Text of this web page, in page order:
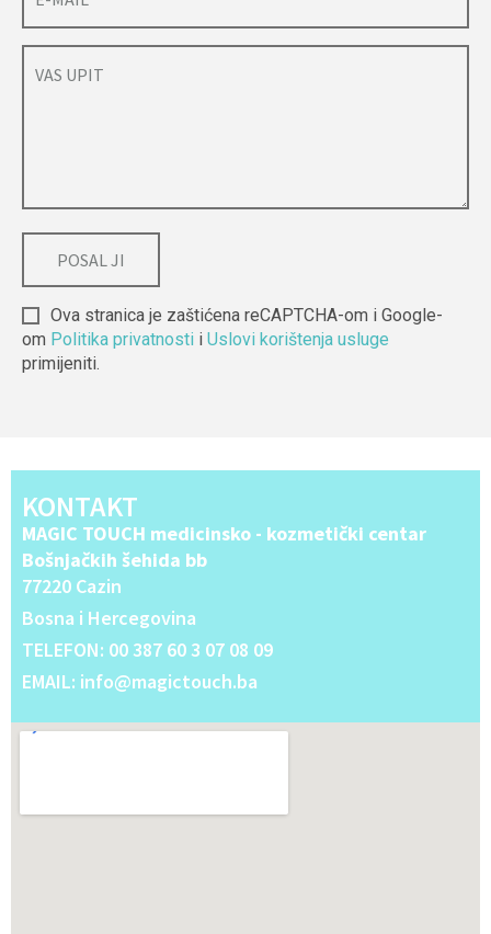
Ova stranica je zaštićena reCAPTCHA-om i Google-
om Politika privatnosti i Uslovi korištenja usluge
primijeniti.
KONTAKT
MAGIC TOUCH medicinsko - kozmetički centar
Bošnjačkih šehida bb
77220 Cazin
Bosna i Hercegovina
TELEFON: 00 387 60 3 07 08 09
EMAIL: info@magictouch.ba